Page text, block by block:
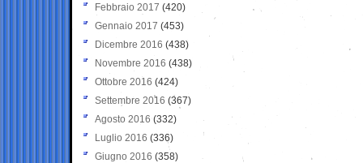
Febbraio 2017 (420)
Gennaio 2017 (453)
Dicembre 2016 (438)
Novembre 2016 (438)
Ottobre 2016 (424)
Settembre 2016 (367)
Agosto 2016 (332)
Luglio 2016 (336)
Giugno 2016 (358)